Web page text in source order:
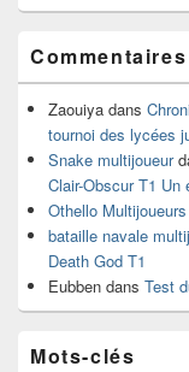
Zaouiya dans
tournoi des lycées
Snake multijoueur
Clair-Obscur T1 Un
Othello Multijoueurs
bataille navale
Death God T1
Eubben dans Test
Mots-clés